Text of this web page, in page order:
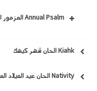
Annual Psalm المزمور السنوي
Kiahk الحان شهر كيهك
Nativity الحان عيد الميلاد المجيد